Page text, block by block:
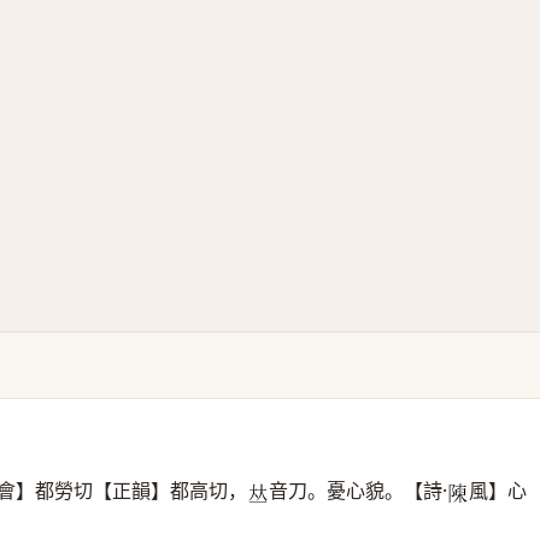
】都勞切【正韻】都高切， 𠀤音刀。憂心貌。【詩·𨻰 風】心